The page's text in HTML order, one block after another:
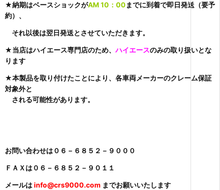
★納期はベースショックがAM 10：00 までに到着で即日発送（要予
約）、
それ以後は翌日発送とさせていただきます。
★当店はハイエース専門店のため、ハイエースのみの取り扱いとな
ります
★本製品を取り付けたことにより、各車両メーカーのクレーム保証
対象外と
される可能性があります。
お問い合わせは０６－６８５２－９０００
ＦＡＸは０６－６８５２－９０１１
メールはinfo@crs9000.com までお願いいたします